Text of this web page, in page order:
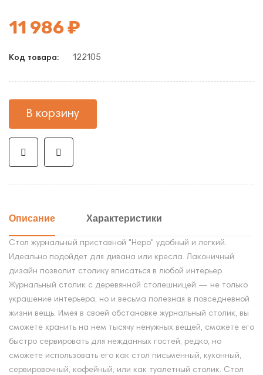
11 986 ₽
Код товара: 122105
В корзину
Описание Характеристики
Стол журнальный приставной "Неро" удобный и легкий.
Идеально подойдет для дивана или кресла. Лаконичный
дизайн позволит столику вписаться в любой интерьер.
Журнальный столик с деревянной столешницей — не только
украшение интерьера, но и весьма полезная в повседневной
жизни вещь. Имея в своей обстановке журнальный столик, вы
сможете хранить на нем тысячу ненужных вещей, сможете его
быстро сервировать для нежданных гостей, редко, но
сможете использовать его как стол письменный, кухонный,
сервировочный, кофейный, или как туалетный столик. Стол